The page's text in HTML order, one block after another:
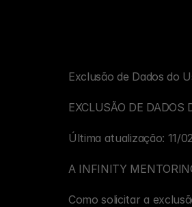
Exclusão de Dados do
EXCLUSÃO DE
Última atualização: 11/
A INFINITY
Como solicitar a